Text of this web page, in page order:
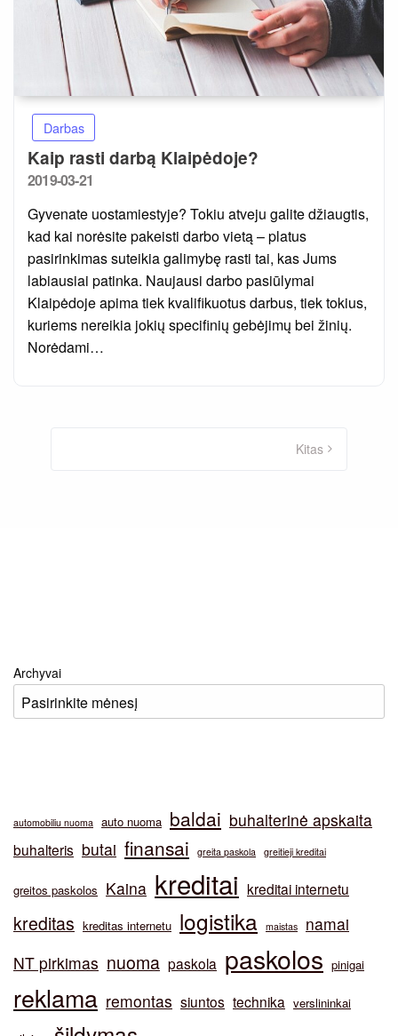
Darbas
Kaip rasti darbą Klaipėdoje?
Posted
2019-03-21
Gyvenate uostamiestyje? Tokiu atveju galite džiaugtis,
kad kai norėsite pakeisti darbo vietą – platus
pasirinkimas suteikia galimybę rasti tai, kas Jums
labiausiai patinka. Naujausi darbo pasiūlymai
Klaipėdoje apima tiek kvalifikuotus darbus, tiek tokius,
kuriems nereikia jokių specifinių gebėjimų bei žinių.
Norėdami…
Kitas
Archyvai
automobiliu nuoma auto nuoma baldai buhalterinė apskaita
buhalteris butai finansai greita paskola greitieji kreditai
greitos paskolos Kaina kreditai kreditai internetu
kreditas kreditas internetu logistika maistas
namai
NT pirkimas nuoma paskola paskolos pinigai
reklama remontas siuntos technika verslininkai